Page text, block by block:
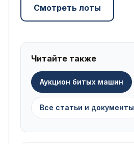
Смотреть лоты
Читайте также
Аукцион битых машин
Все статьи и документы